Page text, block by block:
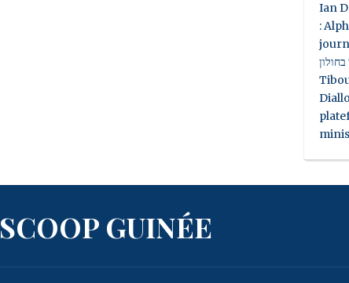
Ian
:
בחולון
SCOOP GUINÉE